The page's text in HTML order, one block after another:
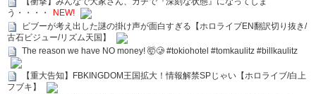
う・・・・
NEW!
ビブーが考え出した謎の掛け声が面白すぎる【ホロライブEN翻訳切り抜き/
古石ビジュー/リズム天国】
The reason we have NO money! 🤯🥲 #tokiohotel #tomkaulitz #billkaulitz
【重大告知】FBKINGDOM王国拡大！情報解禁SPじゃい【ホロライブ/白上
フブキ】